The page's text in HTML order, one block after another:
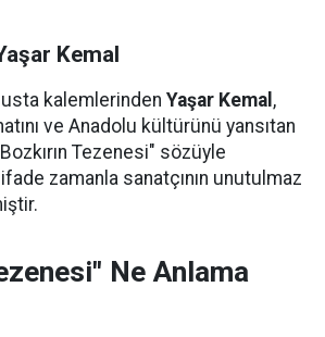
Kemal
usta kalemlerinden Yaşar Kemal ,
ve Anadolu kültürünü yansıtan
Tezenesi" sözüyle
zamanla sanatçının unutulmaz
Ne Anlama